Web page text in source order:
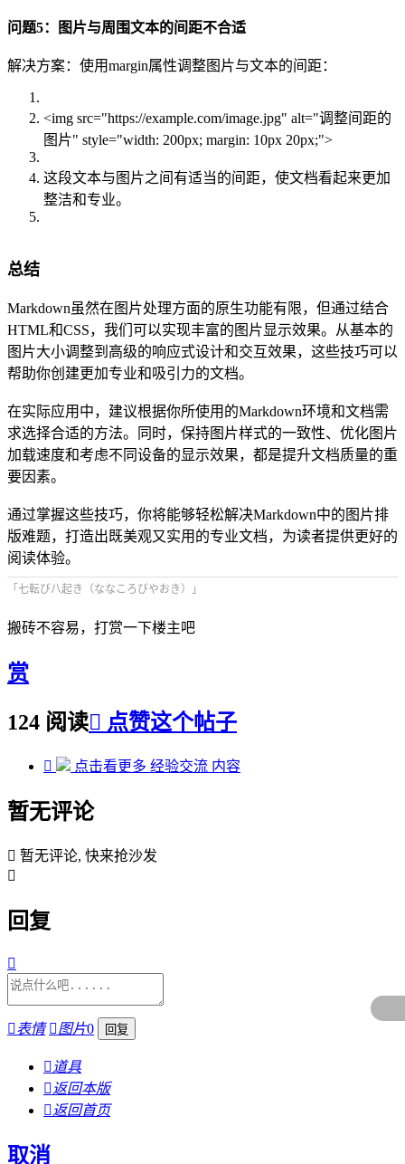
问题5：图片与周围文本的间距不合适
解决方案：使用margin属性调整图片与文本的间距：
<img src="https://example.com/image.jpg" alt="调整间距的
图片" style="width: 200px; margin: 10px 20px;">
这段文本与图片之间有适当的间距，使文档看起来更加
整洁和专业。
总结
Markdown虽然在图片处理方面的原生功能有限，但通过结合
HTML和CSS，我们可以实现丰富的图片显示效果。从基本的
图片大小调整到高级的响应式设计和交互效果，这些技巧可以
帮助你创建更加专业和吸引力的文档。
在实际应用中，建议根据你所使用的Markdown环境和文档需
求选择合适的方法。同时，保持图片样式的一致性、优化图片
加载速度和考虑不同设备的显示效果，都是提升文档质量的重
要因素。
通过掌握这些技巧，你将能够轻松解决Markdown中的图片排
版难题，打造出既美观又实用的专业文档，为读者提供更好的
阅读体验。
「七転び八起き（ななころびやおき）」
搬砖不容易，打赏一下楼主吧
赏
124 阅读 点赞这个帖子
 点击看更多 经验交流 内容
暂无评论
 暂无评论, 快来抢沙发

回复

表情 图片0
 道具
 返回本版
 返回首页
取消